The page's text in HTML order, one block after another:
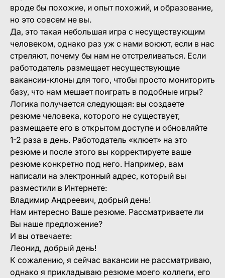
вроде бы похожие, и опыт похожий, и образование,
но это совсем не вы.
Да, это такая небольшая игра с несуществующим
человеком, однако раз уж с нами воюют, если в нас
стреляют, почему бы нам не отстреливаться. Если
работодатель размещает несуществующие
вакансии-клоны для того, чтобы просто мониторить
базу, что нам мешает поиграть в подобные игры?
Логика получается следующая: вы создаете
резюме человека, которого не существует,
размещаете его в открытом доступе и обновляйте
1-2 раза в день. Работодатель «клюет» на это
резюме и после этого вы корректируете ваше
резюме конкретно под него. Например, вам
написали на электронный адрес, который вы
разместили в Интернете:
Владимир Андреевич, добрый день!
Нам интересно Ваше резюме. Рассматриваете ли
Вы наше предложение?
И вы отвечаете:
Леонид, добрый день!
К сожалению, я сейчас вакансии не рассматриваю,
однако я прикладываю резюме моего коллеги, его